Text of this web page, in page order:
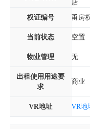
店
权证编号 甬房
当前状态 空置
物业管理 无
出租使用用途要
求
商业
VR地址 VR地